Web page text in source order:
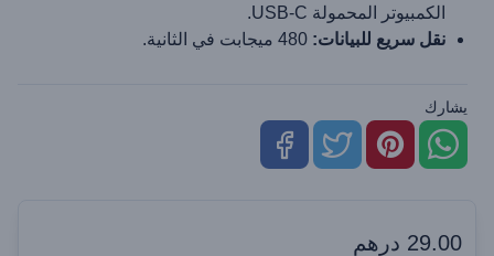
الكمبيوتر المحمولة USB-C.
نقل سريع للبيانات:
يشارك
29.00 درهم